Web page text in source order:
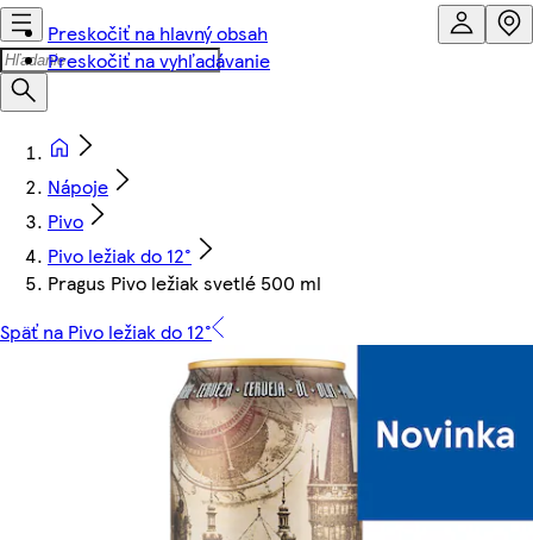
Preskočiť na hlavný obsah
Preskočiť na vyhľadávanie
Nápoje
Pivo
Pivo ležiak do 12°
Pragus Pivo ležiak svetlé 500 ml
Späť na Pivo ležiak do 12°